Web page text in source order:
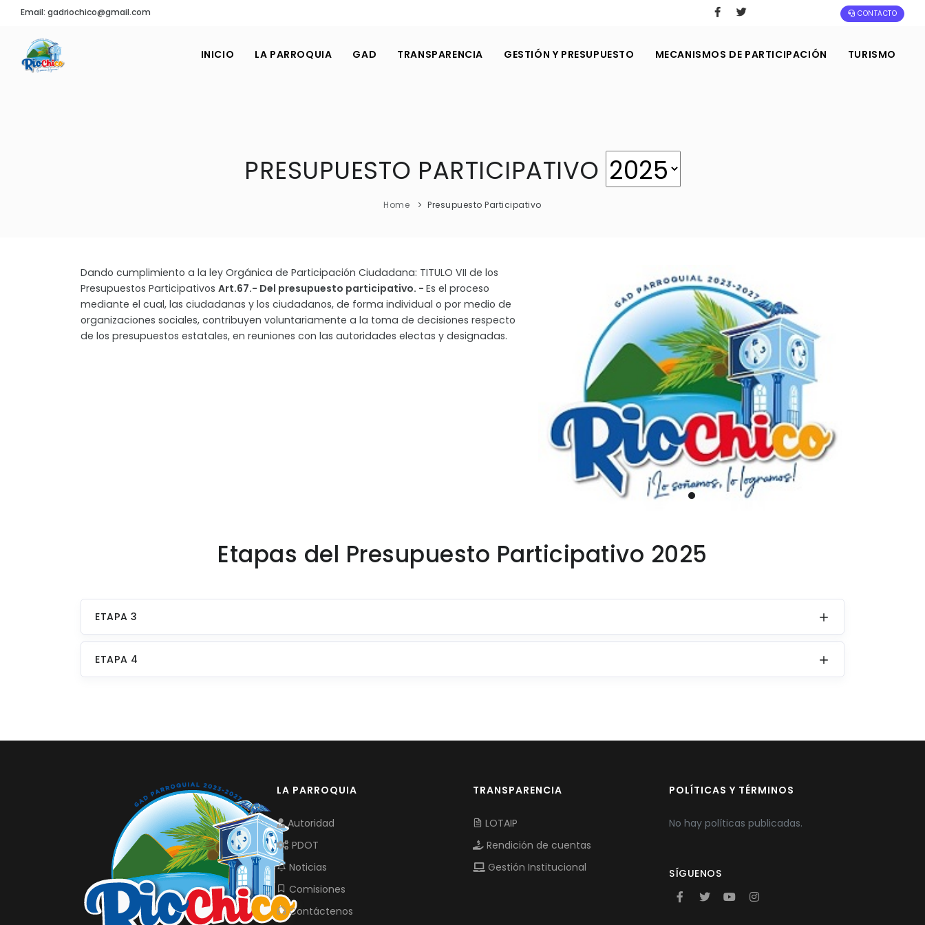
Email: gadriochico@gmail.com CONTACTO
INICIO LA PARROQUIA GAD TRANSPARENCIA GESTIÓN Y PRESUPUESTO MECANISMOS DE PARTICIPACIÓN TURISMO
PRESUPUESTO PARTICIPATIVO
Home Presupuesto Participativo
Dando cumplimiento a la ley Orgánica de Participación Ciudadana: TITULO VII de los
Presupuestos Participativos Art.67.- Del presupuesto participativo. - Es el proceso
mediante el cual, las ciudadanas y los ciudadanos, de forma individual o por medio de
organizaciones sociales, contribuyen voluntariamente a la toma de decisiones respecto
de los presupuestos estatales, en reuniones con las autoridades electas y designadas.
Etapas del Presupuesto Participativo 2025
ETAPA 3
ETAPA 4
LA PARROQUIA
Autoridad
PDOT
Noticias
Comisiones
Contáctenos
TRANSPARENCIA
LOTAIP
Rendición de cuentas
Gestión Institucional
POLÍTICAS Y TÉRMINOS
No hay políticas publicadas.
SÍGUENOS